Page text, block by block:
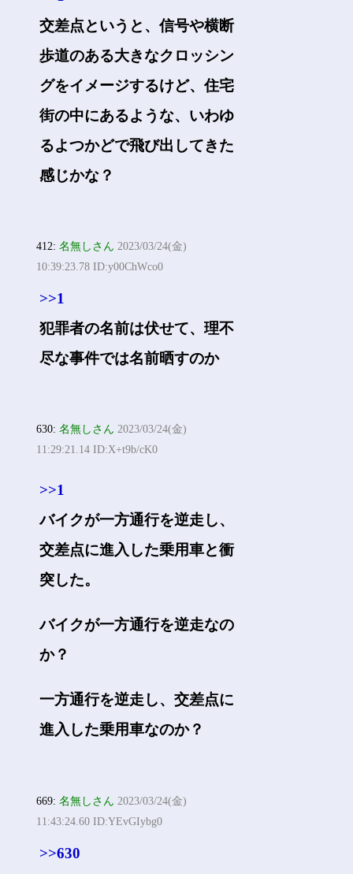
交差点というと、信号や横断
歩道のある大きなクロッシン
グをイメージするけど、住宅
街の中にあるような、いわゆ
るよつかどで飛び出してきた
感じかな？
412:名無しさん 2023/03/24(金)
10:39:23.78 ID:y00ChWco0
>>1
犯罪者の名前は伏せて、理不
尽な事件では名前晒すのか
630:名無しさん 2023/03/24(金)
11:29:21.14 ID:X+t9b/cK0
>>1
バイクが一方通行を逆走し、
交差点に進入した乗用車と衝
突した。
バイクが一方通行を逆走なの
か？
一方通行を逆走し、交差点に
進入した乗用車なのか？
669:名無しさん 2023/03/24(金)
11:43:24.60 ID:YEvGIybg0
>>630